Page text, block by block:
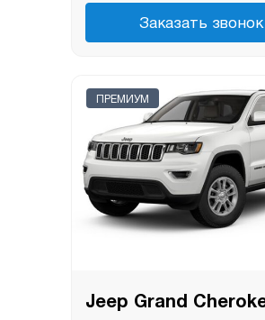
Заказать звонок
ПРЕМИУМ
Jeep Grand